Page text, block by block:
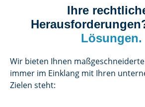
Ihre
Lösungen.
Wir bieten Ihnen
immer im Einklang mit Ihren
Zielen steht: